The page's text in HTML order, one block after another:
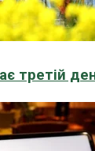
третій